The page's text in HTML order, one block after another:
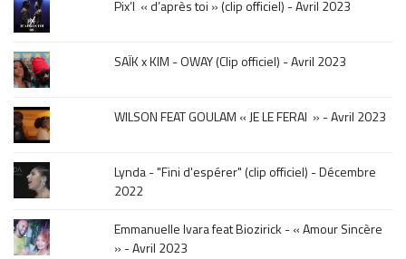
mois
de
la
sortie
Pix’l « d’après toi » (clip officiel) - Avril 2023
SAÏK x KIM - OWAY (Clip officiel) - Avril 2023
WILSON FEAT GOULAM « JE LE FERAI » - Avril 2023
Lynda - "Fini d'espérer" (clip officiel) - Décembre
2022
Emmanuelle Ivara feat Biozirick - « Amour Sincère
» - Avril 2023